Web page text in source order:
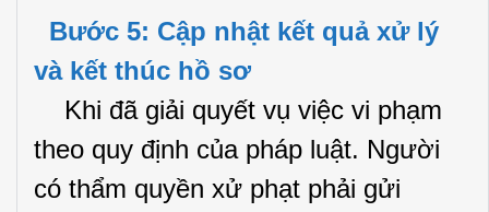
Bước 5: Cập nhật kết quả xử lý
và kết thúc hồ sơ
Khi đã giải quyết vụ việc vi phạm
theo quy định của pháp luật. Người
có thẩm quyền xử phạt phải gửi